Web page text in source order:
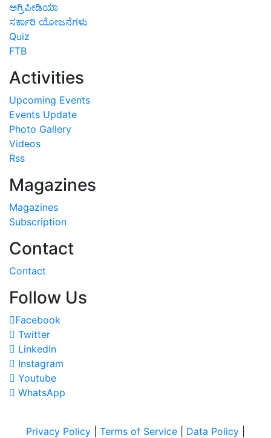
ಅಗ್ರಿಪೀಡಿಯಾ
ಸರ್ಕಾರಿ ಯೋಜನೆಗಳು
Quiz
FTB
Activities
Upcoming Events
Events Update
Photo Gallery
Videos
Rss
Magazines
Magazines
Subscription
Contact
Contact
Follow Us
Facebook
Twitter
LinkedIn
Instagram
Youtube
WhatsApp
Privacy Policy Terms of Service Data Policy